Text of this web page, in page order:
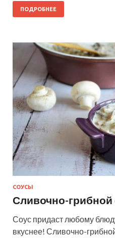
ПОДРОБНЕЕ
СОУСЫ
Сливочно-грибной
Соус придаст любому
вкуснее! Сливочно-